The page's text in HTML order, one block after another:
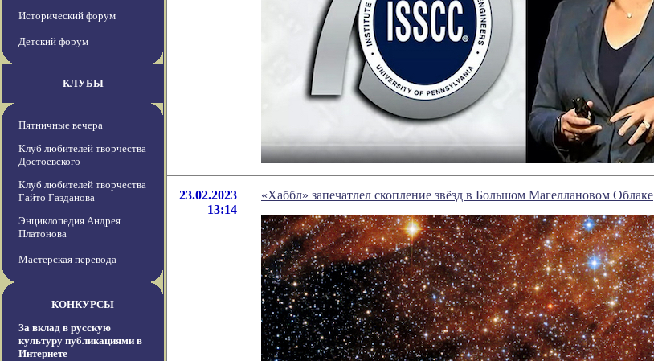
Исторический форум
Детский форум
КЛУБЫ
Пятничные вечера
Клуб любителей творчества
Достоевского
Клуб любителей творчества
Гайто Газданова
Энциклопедия Андрея
Платонова
Мастерская перевода
КОНКУРСЫ
За вклад в русскую
культуру публикациями в
Интернете
23.02.2023
13:14
«Хаббл» запечатлел скопление звёзд в Большом Магеллановом Облаке